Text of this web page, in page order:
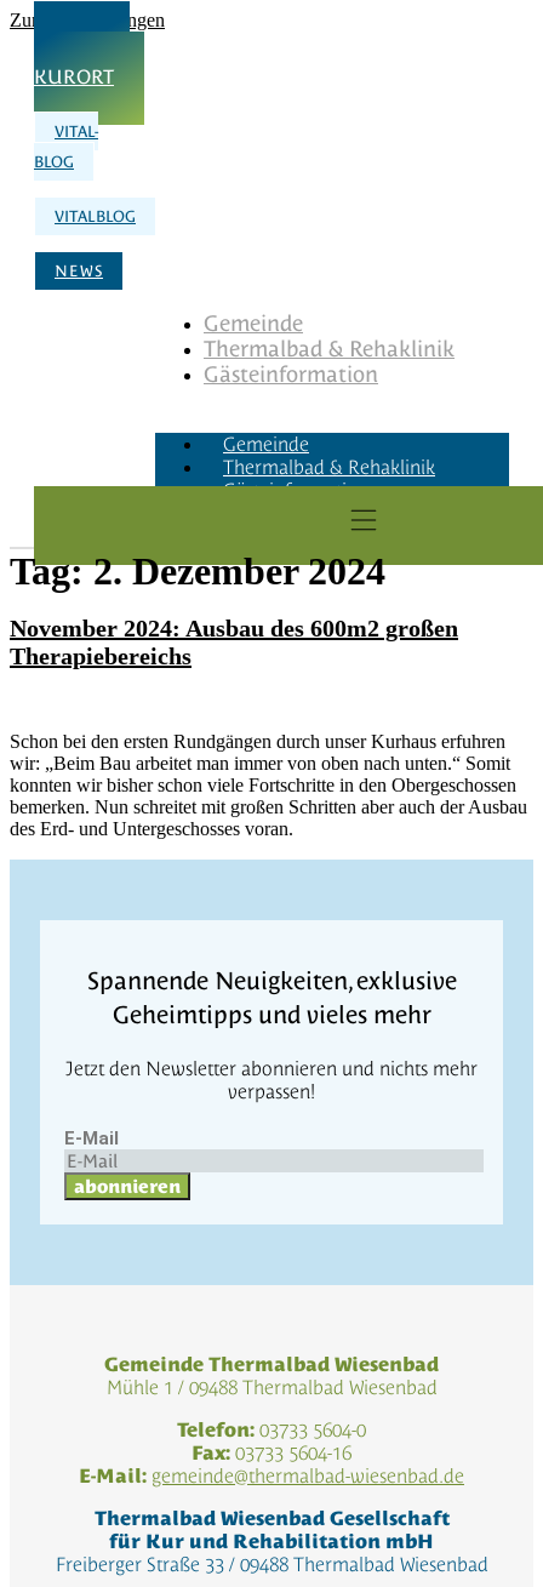
Zum Inhalt springen
KURORT
VITAL-
BLOG
VITALBLOG
NEWS
Gemeinde
Thermalbad & Rehaklinik
Gästeinformation
Gemeinde
Thermalbad & Rehaklinik
Gästeinformation
Tag:2. Dezember 2024
November 2024: Ausbau des 600m2 großen
Therapiebereichs
Schon bei den ersten Rundgängen durch unser Kurhaus erfuhren
wir: „Beim Bau arbeitet man immer von oben nach unten.“ Somit
konnten wir bisher schon viele Fortschritte in den Obergeschossen
bemerken. Nun schreitet mit großen Schritten aber auch der Ausbau
des Erd- und Untergeschosses voran.
Spannende Neuigkeiten, exklusive
Geheimtipps und vieles mehr
Jetzt den Newsletter abonnieren und nichts mehr
verpassen!
E-Mail
abonnieren
Gemeinde Thermalbad Wiesenbad
Mühle 1 / 09488 Thermalbad Wiesenbad
Telefon: 03733 5604-0
Fax: 03733 5604-16
E-Mail: gemeinde@thermalbad-wiesenbad.de
Thermalbad Wiesenbad Gesellschaft
für Kur und Rehabilitation mbH
Freiberger Straße 33 / 09488 Thermalbad Wiesenbad